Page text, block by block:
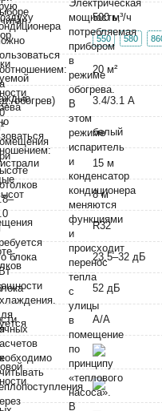
500 м³/ч
550 580
20 м²
обогрев) 3.4/3.1 А
белый
15 м
8 м
R32
блока 23.5–32 дБ
52 дБ
А/А